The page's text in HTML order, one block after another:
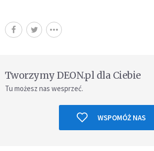
Tworzymy DEON.pl dla Ciebie
Tu możesz nas wesprzeć.
WSPOMÓŻ NAS